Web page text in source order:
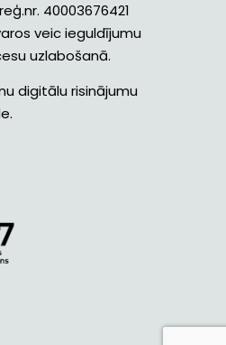
40003676421
veic ieguldījumu
uzlabošanā.
digitālu risinājumu